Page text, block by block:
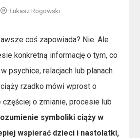
Łukasz Rogowski
coś zapowiada? Nie. Ale
konkretną informację o tym, co
psychice, relacjach lub planach
rzadko mówi wprost o
częściej o zmianie, procesie lub
symboliki ciąży w
wspierać dzieci i nastolatki,